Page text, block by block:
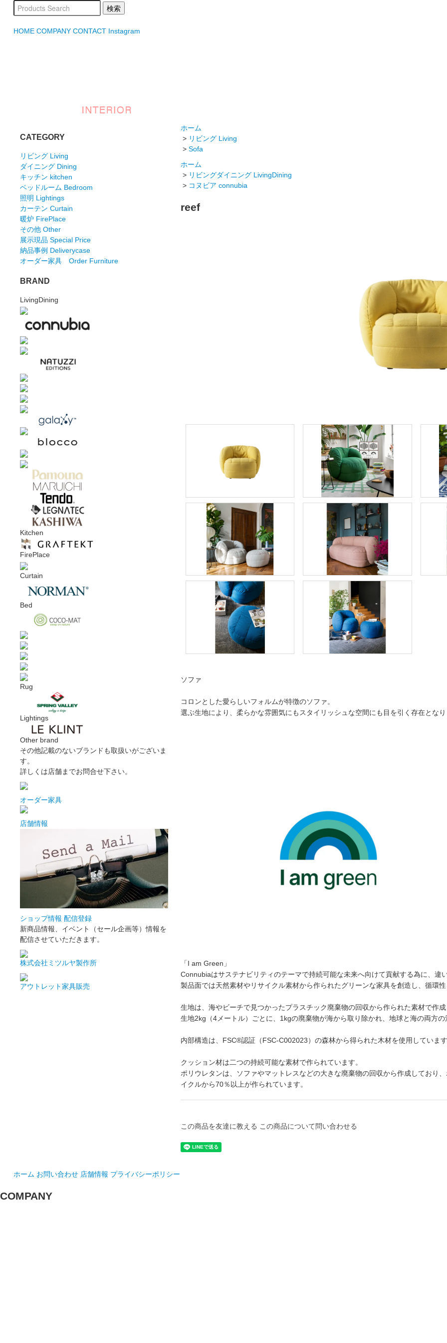
HOME COMPANY CONTACT Instagram
ホーム
> リビング Living
>Sofa
ホーム
> リビングダイニング LivingDining
> コヌビア connubia
reef
ソファ
コロンとした愛らしいフォルムが特徴のソファ。
選ぶ生地により、柔らかな雰囲気にもスタイリッシュな空間にも目を引く存在とな
「I am Green」
Connubiaはサステナビリティのテーマで持続可能な未来へ向けて貢献する為に、違
製品面では天然素材やリサイクル素材から作られたグリーンな家具を創造し、循環
生地は、海やビーチで見つかったプラスチック廃棄物の回収から作られた素材で作
生地2kg（4メートル）ごとに、1kgの廃棄物が海から取り除かれ、地球と海の両方
内部構造は、FSC®認証（FSC-C002023）の森林から得られた木材を使用していま
クッション材は二つの持続可能な素材で作られています。
ポリウレタンは、ソファやマットレスなどの大きな廃棄物の回収から作成しており
イクルから70％以上が作られています。
この商品を友達に教える この商品について問い合わせる
CATEGORY
リビング Living
ダイニング Dining
キッチン kitchen
ベッドルーム Bedroom
照明 Lightings
カーテン Curtain
暖炉 FirePlace
その他 Other
展示現品 Special Price
納品事例 Deliverycase
オーダー家具 Order Furniture
BRAND
LivingDining
Kitchen
FirePlace
Curtain
Bed
Rug
Lightings
Other brand
その他記載のないブランドも取扱いがございま
す。
詳しくは店舗までお問合せ下さい。
オーダー家具
店舗情報
ショップ情報 配信登録
新商品情報、イベント（セール企画等）情報を
配信させていただきます。
株式会社ミツルヤ製作所
アウトレット家具販売
ホーム お問い合わせ 店舗情報 プライバシーポリシー
COMPANY